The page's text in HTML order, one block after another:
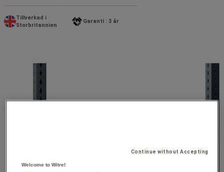
Tillverkad i
Storbritannien
Garanti : 3 år
Continue without Accepting
Welcome to Witre!